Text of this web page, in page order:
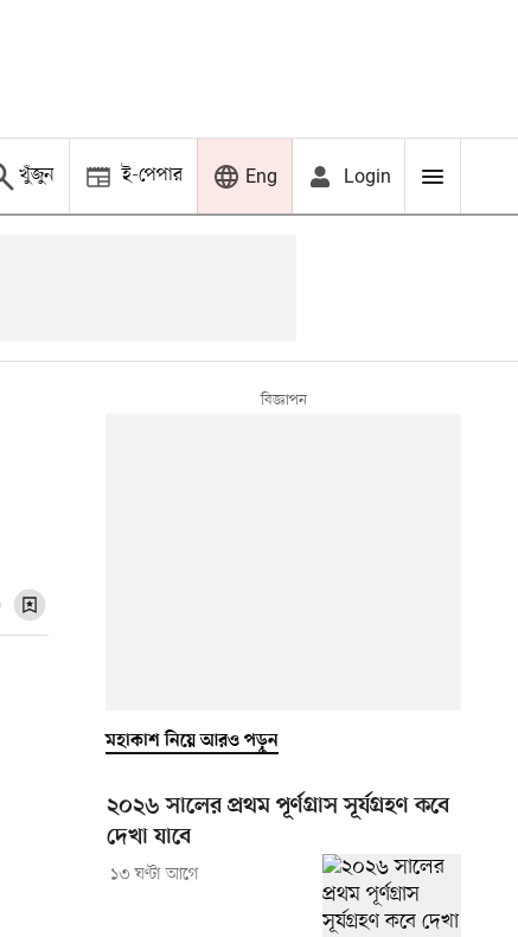
খুঁজুন ই-পেপার Eng Login
মহাকাশ নিয়ে আরও পড়ুন
২০২৬ সালের প্রথম পূর্ণগ্রাস সূর্যগ্রহণ কবে
দেখা যাবে
১৩ ঘণ্টা আগে